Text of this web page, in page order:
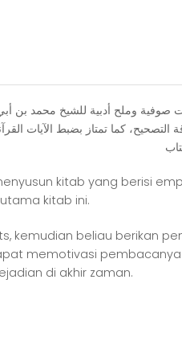
ﺻﻮﻓﻴﺔ ﻭﻣﻠﺢ ﺃﺩﺑﻴﺔ ﻟﻠﺸﻴﺦ ﻣﺤﻤﺪ
ﻛﻤﺎ ﺗﻤﺘﺎﺯ ﺑﻀﺒﻂ ﺍﻵﻳﺎﺕ
kitab yang berisi
kitab ini.
kemudian beliau berikan
memotivasi
di akhir zaman.